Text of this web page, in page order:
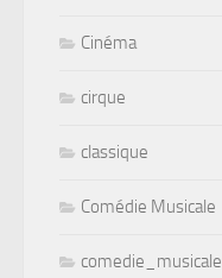
Cinéma
cirque
classique
Comédie Musicale
comedie_musicale